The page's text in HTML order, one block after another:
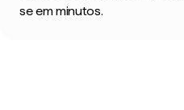
se em minutos.